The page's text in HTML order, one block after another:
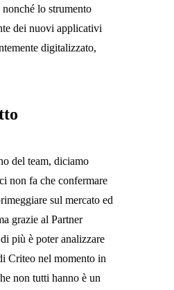
lo strumento
dei nuovi applicativi
digitalizzato,
del team, diciamo
non fa che confermare
sul mercato ed
grazie al Partner
più è poter analizzare
Criteo nel momento in
non tutti hanno è un